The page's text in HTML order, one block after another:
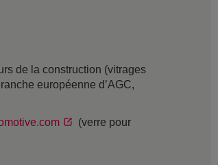
de la construction (vitrages
européenne d’AGC,
(verre pour